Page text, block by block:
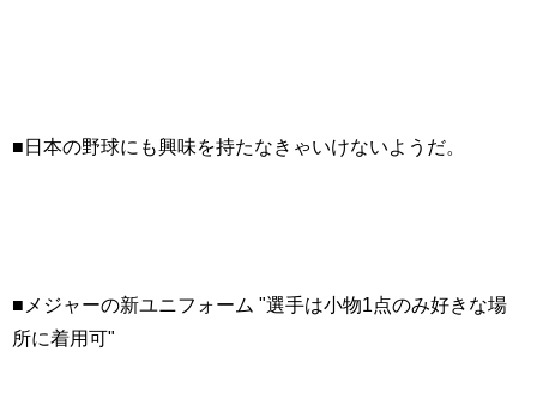
■日本の野球にも興味を持たなきゃいけないようだ。
■メジャーの新ユニフォーム "選手は小物1点のみ好きな場
所に着用可"